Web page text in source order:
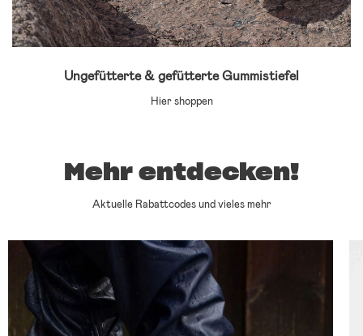
Ungefütterte & gefütterte Gummistiefel
Hier shoppen
Mehr entdecken!
Aktuelle Rabattcodes und vieles mehr